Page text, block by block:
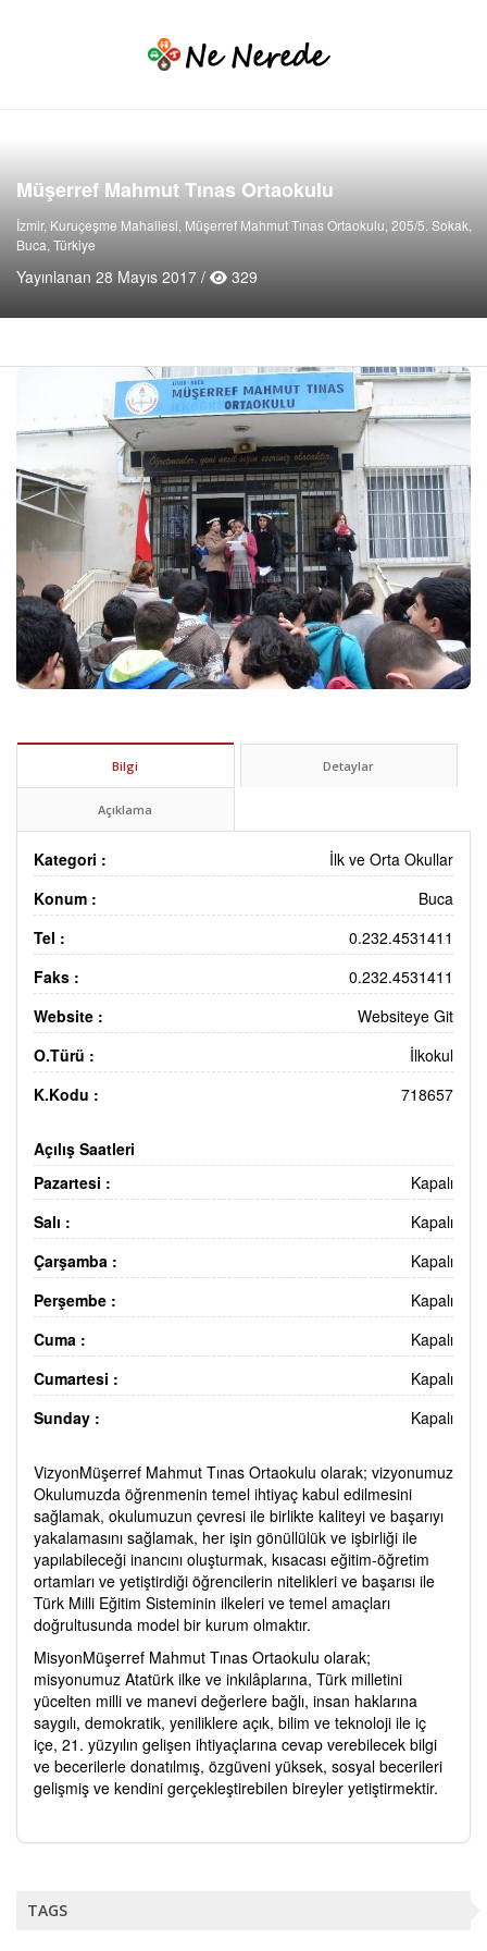
Müşerref Mahmut Tınas Ortaokulu
İzmir, Kuruçeşme Mahallesi, Müşerref Mahmut Tınas Ortaokulu, 205/5. Sokak,
Buca, Türkiye
Yayınlanan 28 Mayıs 2017 / 329
Bilgi Detaylar
Açıklama
Kategori :
İlk ve Orta Okullar
Konum :
Buca
Tel :
0.232.4531411
Faks :
0.232.4531411
Website :
Websiteye Git
O.Türü :
İlkokul
K.Kodu :
718657
Açılış Saatleri
Pazartesi :
Kapalı
Salı :
Kapalı
Çarşamba :
Kapalı
Perşembe :
Kapalı
Cuma :
Kapalı
Cumartesi :
Kapalı
Sunday :
Kapalı
VizyonMüşerref Mahmut Tınas Ortaokulu olarak; vizyonumuz
Okulumuzda öğrenmenin temel ihtiyaç kabul edilmesini
sağlamak, okulumuzun çevresi ile birlikte kaliteyi ve başarıyı
yakalamasını sağlamak, her işin gönüllülük ve işbirliği ile
yapılabileceği inancını oluşturmak, kısacası eğitim-öğretim
ortamları ve yetiştirdiği öğrencilerin nitelikleri ve başarısı ile
Türk Milli Eğitim Sisteminin ilkeleri ve temel amaçları
doğrultusunda model bir kurum olmaktır.
MisyonMüşerref Mahmut Tınas Ortaokulu olarak;
misyonumuz Atatürk ilke ve inkılâplarına, Türk milletini
yücelten milli ve manevi değerlere bağlı, insan haklarına
saygılı, demokratik, yeniliklere açık, bilim ve teknoloji ile iç
içe, 21. yüzyılın gelişen ihtiyaçlarına cevap verebilecek bilgi
ve becerilerle donatılmış, özgüveni yüksek, sosyal becerileri
gelişmiş ve kendini gerçekleştirebilen bireyler yetiştirmektir.
TAGS